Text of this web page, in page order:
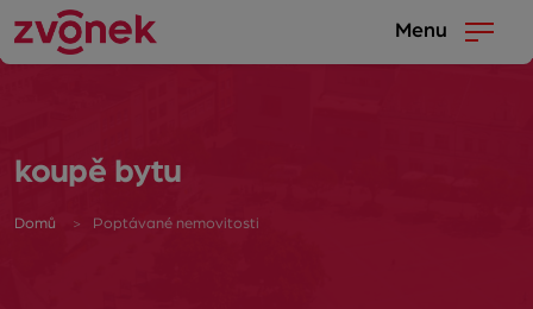
Menu
koupě bytu
Domů Poptávané nemovitosti